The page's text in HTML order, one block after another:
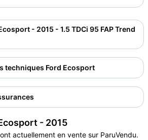
- 2015 - 1.5 TDCi 95 FAP Trend
techniques Ford Ecosport
- 2015
actuellement en vente sur ParuVendu.